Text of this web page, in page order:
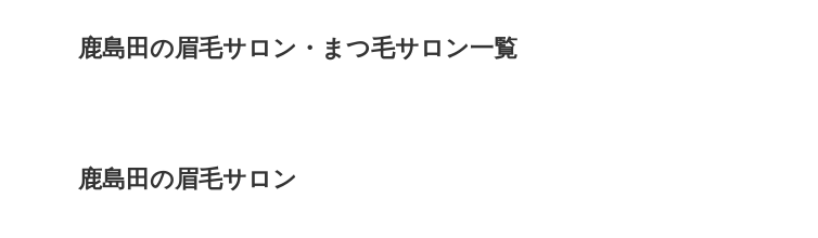
鹿島田の眉毛サロン・まつ毛サロン一覧
鹿島田の眉毛サロン